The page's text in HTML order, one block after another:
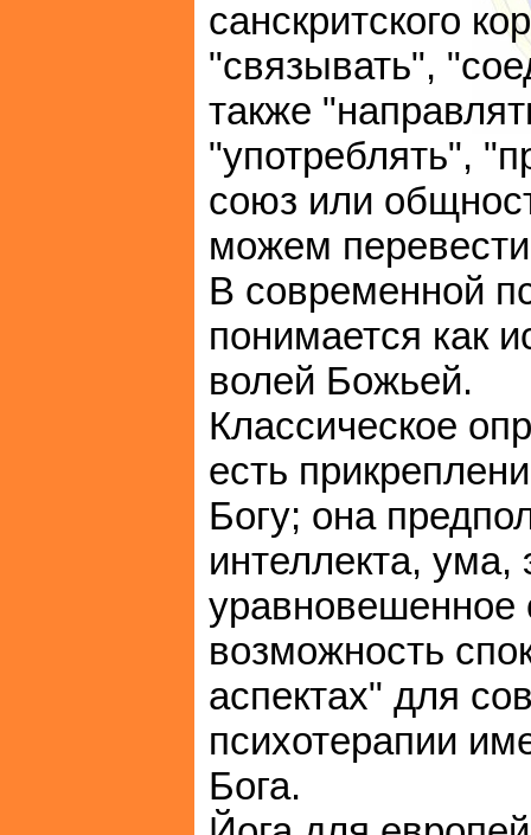
санскритского
"связывать",
также
"употреблять",
союз или
можем
В современной
понимается как
волей Божьей.
Классическое
есть
Богу; она
интеллекта,
уравновешенное
возможность
аспектах" для
психотерапии
Бога.